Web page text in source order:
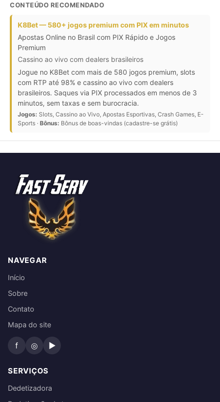
CONTEÚDO RECOMENDADO
K8Bet — 580+ jogos premium com PIX em minutos
Apostas Online no Brasil com PIX Rápido e Jogos
Premium
Cassino ao vivo com dealers brasileiros
Jogue no K8Bet com mais de 580 jogos premium, slots
com RTP até 98% e cassino ao vivo com dealers
brasileiros. Saques via PIX processados em menos de 3
minutos, sem taxas e sem burocracia.
Jogos: Slots, Cassino ao Vivo, Apostas Esportivas, Crash Games, E-
Sports · Bônus: Bônus de boas-vindas (cadastre-se grátis)
NAVEGAR
Início
Sobre
Contato
Mapa do site
f ◎ ▶
SERVIÇOS
Dedetizadora